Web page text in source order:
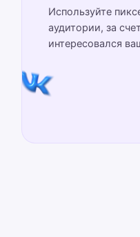
Используйте
аудитории, за
интересовался